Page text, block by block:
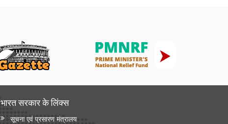
भारत सरकार के लिंक्‍स
सूचना एवं प्रसारण मंत्रालय